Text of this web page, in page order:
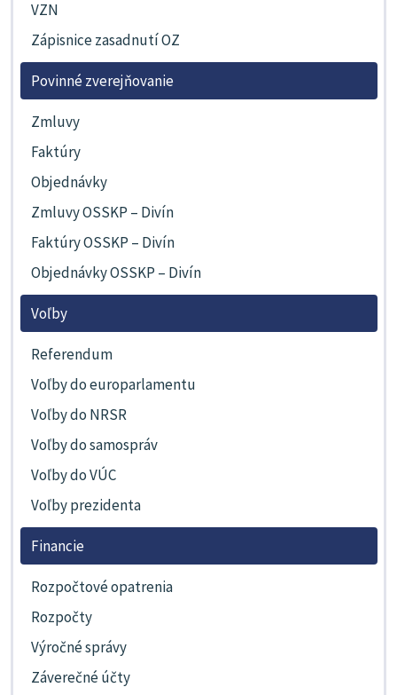
VZN
Zápisnice zasadnutí OZ
Povinné zverejňovanie
Zmluvy
Faktúry
Objednávky
Zmluvy OSSKP – Divín
Faktúry OSSKP – Divín
Objednávky OSSKP – Divín
Voľby
Referendum
Voľby do europarlamentu
Voľby do NRSR
Voľby do samospráv
Voľby do VÚC
Voľby prezidenta
Financie
Rozpočtové opatrenia
Rozpočty
Výročné správy
Záverečné účty